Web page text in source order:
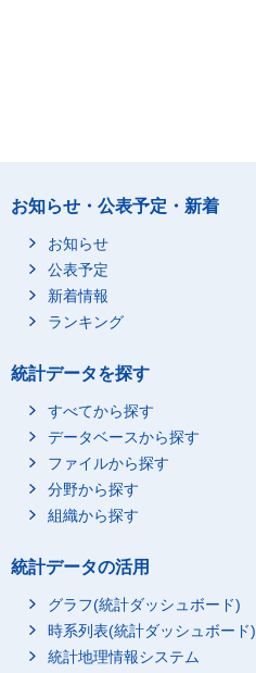
お知らせ・公表予定・新着
お知らせ
公表予定
新着情報
ランキング
統計データを探す
すべてから探す
データベースから探す
ファイルから探す
分野から探す
組織から探す
統計データの活用
グラフ(統計ダッシュボード)
時系列表(統計ダッシュボード)
統計地理情報システム